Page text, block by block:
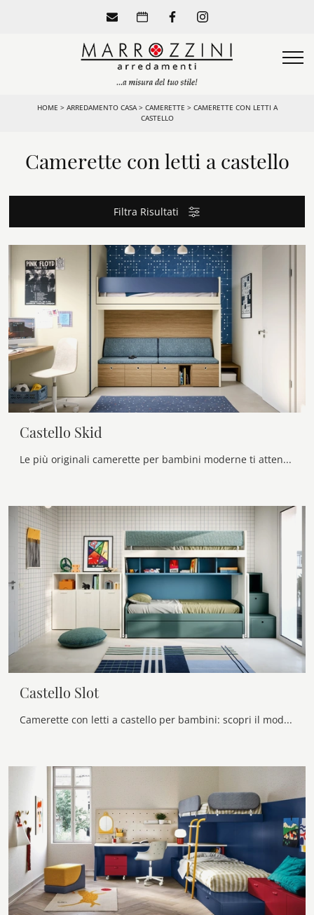
HOME > ARREDAMENTO CASA> CAMERETTE > CAMERETTE CON LETTI A
CASTELLO
Camerette con letti a castello
Filtra Risultati
Castello Skid
Le più originali camerette per bambini moderne ti attendono! Scopri il modello Castello Skid di Nidi.
Castello Slot
Camerette con letti a castello per bambini: scopri il modello in melaminico Castello Slot di Nidi per stanzette moderne.